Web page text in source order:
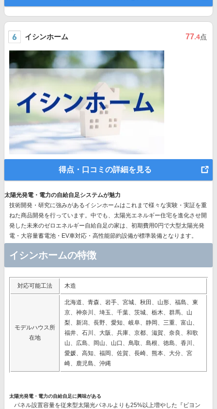
イシンホーム 77.4点
得点・口コミの詳細を見る
太陽光発電・電力の自給自足システムが魅力
技術開発・研究に強みがあるイシンホームはこれまで様々な実験・実証を重
ねた商品開発を行っています。中でも、太陽光エネルギー住宅を進化させ開
発した未来のゼロエネルギー自給自足の家は、初期費用0円で大型太陽光発
電・大容量蓄電池・EV車対応・高性能節約設備が標準装備となります。
イシンホームの特徴
対応可能工法 木造
モデルハウス所
在地
北海道、青森、岩手、宮城、秋田、山形、福島、東
京、神奈川、埼玉、千葉、茨城、栃木、群馬、山
梨、新潟、長野、愛知、岐阜、静岡、三重、富山、
福井、石川、大阪、兵庫、京都、滋賀、奈良、和歌
山、広島、岡山、山口、鳥取、島根、徳島、香川、
愛媛、高知、福岡、佐賀、長崎、熊本、大分、宮
崎、鹿児島、沖縄
太陽光発電・電力の自給自足に興味がある
パネル設置容量を従来型太陽光パネルよりも25%以上増やした『ビヨン